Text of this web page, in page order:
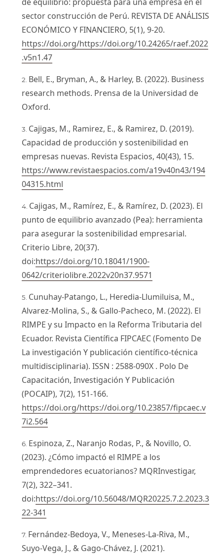
sector construcción de Perú. REVISTA DE ANÁLISIS
ECONÓMICO Y FINANCIERO, 5(1), 9-20.
https://doi.org/https://doi.org/10.24265/raef.2022
.v5n1.47
Bell, E., Bryman, A., & Harley, B. (2022). Business
research methods. Prensa de la Universidad de
Oxford.
Cajigas, M., Ramirez, E., & Ramirez, D. (2019).
Capacidad de producción y sostenibilidad en
empresas nuevas. Revista Espacios, 40(43), 15.
https://www.revistaespacios.com/a19v40n43/194
04315.html
Cajigas, M., Ramírez, E., & Ramírez, D. (2023). El
punto de equilibrio avanzado (Pea): herramienta
para asegurar la sostenibilidad empresarial.
Criterio Libre, 20(37).
doi:https://doi.org/10.18041/1900-
0642/criteriolibre.2022v20n37.9571
Cunuhay-Patango, L., Heredia-Llumiluisa, M.,
Alvarez-Molina, S., & Gallo-Pacheco, M. (2022). El
RIMPE y su Impacto en la Reforma Tributaria del
Ecuador. Revista Científica FIPCAEC (Fomento De
La investigación Y publicación científico-técnica
multidisciplinaria). ISSN : 2588-090X . Polo De
Capacitación, Investigación Y Publicación
(POCAIP), 7(2), 151-166.
https://doi.org/https://doi.org/10.23857/fipcaec.v
7i2.564
Espinoza, Z., Naranjo Rodas, P., & Novillo, O.
(2023). ¿Cómo impactó el RIMPE a los
emprendedores ecuatorianos? MQRInvestigar,
7(2), 322–341.
doi:https://doi.org/10.56048/MQR20225.7.2.2023.3
22-341
Fernández-Bedoya, V., Meneses-La-Riva, M.,
Suyo-Vega, J., & Gago-Chávez, J. (2021).